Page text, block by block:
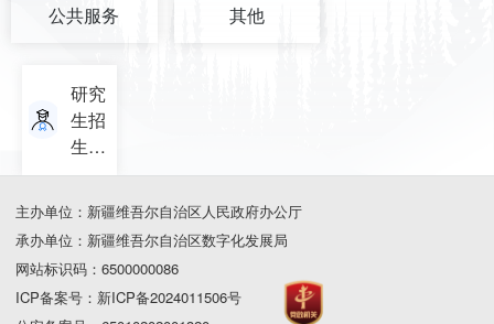
公共服务 其他
研究
生招
生单
位查
主办单位：新疆维吾尔自治区人民政府办公厅
承办单位：新疆维吾尔自治区数字化发展局
网站标识码：6500000086
ICP备案号：新ICP备2024011506号